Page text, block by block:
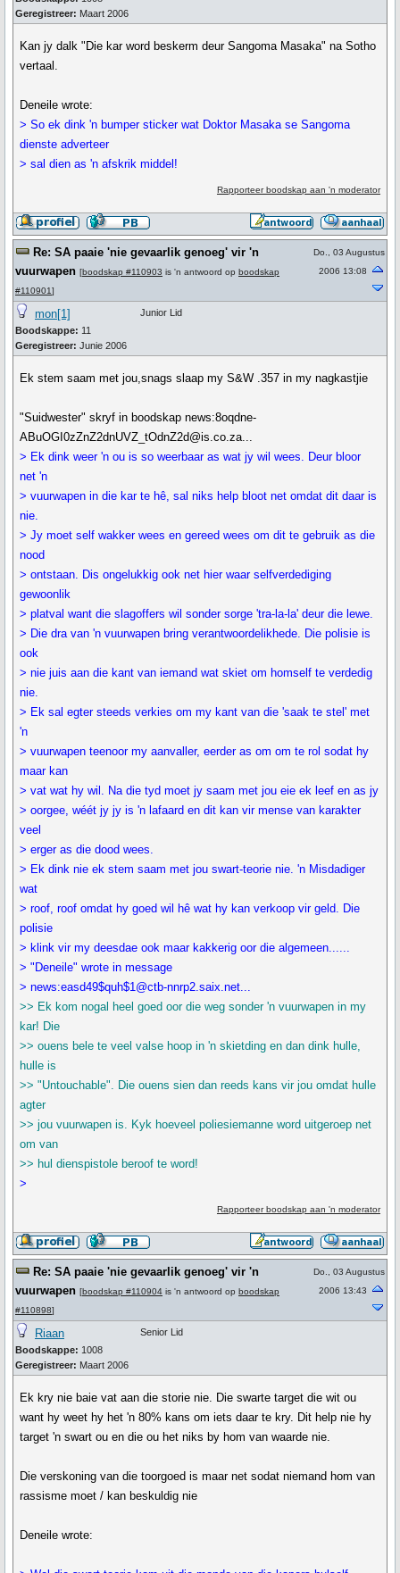
Geregistreer: Maart 2006
Kan jy dalk "Die kar word beskerm deur Sangoma Masaka" na Sotho
vertaal.
Deneile wrote:
> So ek dink 'n bumper sticker wat Doktor Masaka se Sangoma
dienste adverteer
> sal dien as 'n afskrik middel!
Rapporteer boodskap aan 'n moderator
Re: SA paaie 'nie gevaarlik genoeg' vir 'n
vuurwapen [boodskap #110903 is 'n antwoord op boodskap
#110901]
Do., 03 Augustus
2006 13:08
mon[1]
Boodskappe: 11
Geregistreer: Junie 2006
Junior Lid
Ek stem saam met jou,snags slaap my S&W .357 in my nagkastjie
"Suidwester" skryf in boodskap news:8oqdne-
ABuOGI0zZnZ2dnUVZ_tOdnZ2d@is.co.za...
> Ek dink weer 'n ou is so weerbaar as wat jy wil wees. Deur bloor
net 'n
> vuurwapen in die kar te hê, sal niks help bloot net omdat dit daar is
nie.
> Jy moet self wakker wees en gereed wees om dit te gebruik as die
nood
> ontstaan. Dis ongelukkig ook net hier waar selfverdediging
gewoonlik
> platval want die slagoffers wil sonder sorge 'tra-la-la' deur die lewe.
> Die dra van 'n vuurwapen bring verantwoordelikhede. Die polisie is
ook
> nie juis aan die kant van iemand wat skiet om homself te verdedig
nie.
> Ek sal egter steeds verkies om my kant van die 'saak te stel' met
'n
> vuurwapen teenoor my aanvaller, eerder as om om te rol sodat hy
maar kan
> vat wat hy wil. Na die tyd moet jy saam met jou eie ek leef en as jy
> oorgee, wéét jy jy is 'n lafaard en dit kan vir mense van karakter
veel
> erger as die dood wees.
> Ek dink nie ek stem saam met jou swart-teorie nie. 'n Misdadiger
wat
> roof, roof omdat hy goed wil hê wat hy kan verkoop vir geld. Die
polisie
> klink vir my deesdae ook maar kakkerig oor die algemeen......
> "Deneile" wrote in message
> news:easd49$quh$1@ctb-nnrp2.saix.net...
>> Ek kom nogal heel goed oor die weg sonder 'n vuurwapen in my
kar! Die
>> ouens bele te veel valse hoop in 'n skietding en dan dink hulle,
hulle is
>> "Untouchable". Die ouens sien dan reeds kans vir jou omdat hulle
agter
>> jou vuurwapen is. Kyk hoeveel poliesiemanne word uitgeroep net
om van
>> hul dienspistole beroof te word!
>
Rapporteer boodskap aan 'n moderator
Re: SA paaie 'nie gevaarlik genoeg' vir 'n
vuurwapen [boodskap #110904 is 'n antwoord op boodskap
#110898]
Do., 03 Augustus
2006 13:43
Riaan
Boodskappe: 1008
Geregistreer: Maart 2006
Senior Lid
Ek kry nie baie vat aan die storie nie. Die swarte target die wit ou
want hy weet hy het 'n 80% kans om iets daar te kry. Dit help nie hy
target 'n swart ou en die ou het niks by hom van waarde nie.
Die verskoning van die toorgoed is maar net sodat niemand hom van
rassisme moet / kan beskuldig nie
Deneile wrote: